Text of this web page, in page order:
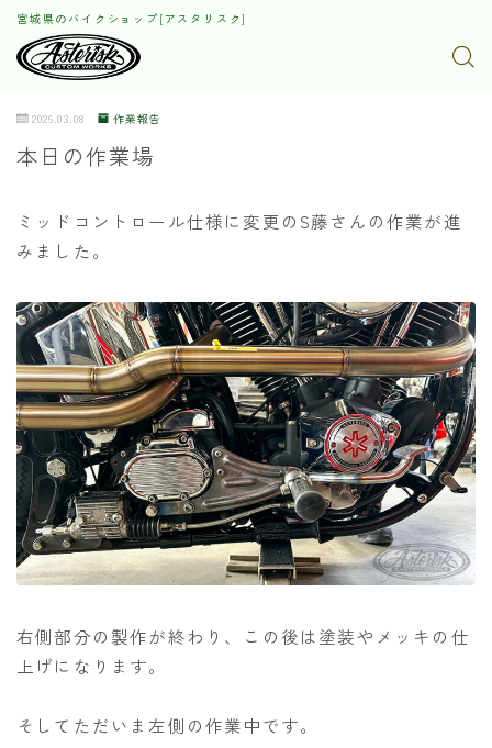
宮城県のバイクショップ[アスタリスク]
2026.03.08 作業報告
本日の作業場
ミッドコントロール仕様に変更のS藤さんの作業が進
みました。
右側部分の製作が終わり、この後は塗装やメッキの仕
上げになります。
そしてただいま左側の作業中です。